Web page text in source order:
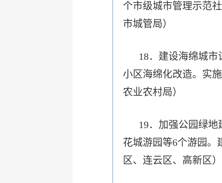
个市级城市管理示范
市城管局）
18．建设海绵城
小区海绵化改造。实
农业农村局）
19．加强公园绿
花城游园等6个游园。
区、连云区、高新区）